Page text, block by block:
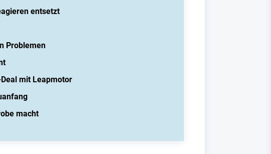
entsetzt
Problemen
mit Leapmotor
macht